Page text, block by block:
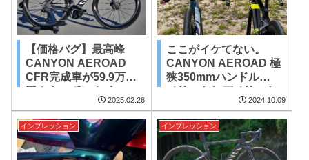
【価格バグ】最高峰
CANYON AEROAD
CFR完成車が59.9万
円！カーボンホイー
ル、カーボンクラン
ク、Dura-Aceロータ
ー搭載！【限定販売】
2025.02.26
ここがイケてない。
CANYON AEROAD 極
狭350mmハンドルの
メリットとデメリット
2024.10.09
インプレッション インプレッション